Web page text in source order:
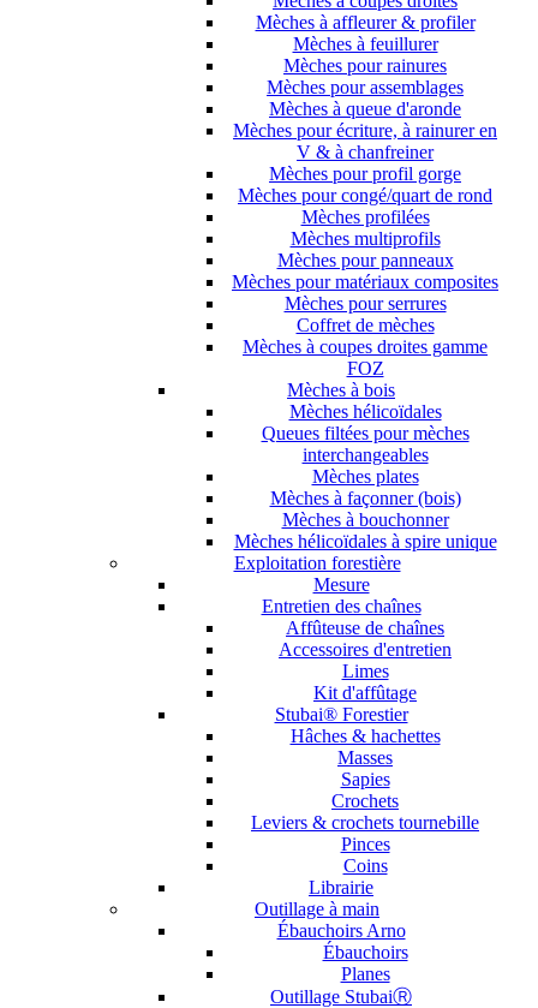
Mèches à affleurer & profiler
Mèches à feuillurer
Mèches pour rainures
Mèches pour assemblages
Mèches à queue d'aronde
Mèches pour écriture, à rainurer en
V & à chanfreiner
Mèches pour profil gorge
Mèches pour congé/quart de rond
Mèches profilées
Mèches multiprofils
Mèches pour panneaux
Mèches pour matériaux composites
Mèches pour serrures
Coffret de mèches
Mèches à coupes droites gamme
FOZ
Mèches à bois
Mèches hélicoïdales
Queues filtées pour mèches
interchangeables
Mèches plates
Mèches à façonner (bois)
Mèches à bouchonner
Mèches hélicoïdales à spire unique
Exploitation forestière
Mesure
Entretien des chaînes
Affûteuse de chaînes
Accessoires d'entretien
Limes
Kit d'affûtage
Stubai® Forestier
Hâches & hachettes
Masses
Sapies
Crochets
Leviers & crochets tournebille
Pinces
Coins
Librairie
Outillage à main
Ébauchoirs Arno
Ébauchoirs
Planes
Outillage StubaiⓇ